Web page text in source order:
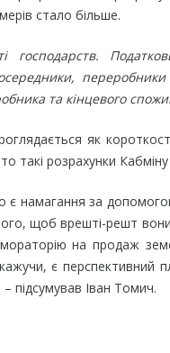
стало більше.
господарств.
та кінцевого
як
такі розрахунки
є намагання за
щоб врешті-решт
на продаж
є перспективний
підсумував Іван Томич.